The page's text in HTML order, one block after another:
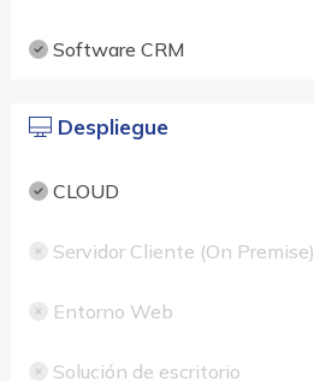
Software CRM
Despliegue
CLOUD
Servidor Cliente (On Premise)
Entorno Web
Solución de escritorio